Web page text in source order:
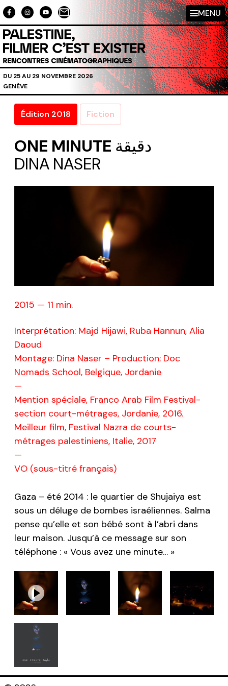
Aller au contenu directement
MENU
DU 25 AU 29 NOVEMBRE 2026
GENÈVE
Édition 2018 Fiction
ONE MINUTE دقيقة
DINA NASER
2015 — 11 min.
Interprétation: Majd Hijawi, Ruba Hannun, Alia
Daoud
Montage: Dina Naser – Production: Doc
Nomads School, Belgique, Jordanie
—
Mention spéciale, Franco Arab Film Festival-
section court-métrages, Jordanie, 2016.
Meilleur film, Festival Nazra de courts-
métrages palestiniens, Italie, 2017
—
VO (sous-titré français)
Gaza – été 2014 : le quartier de Shujaiya est
sous un déluge de bombes israéliennes. Salma
pense qu’elle et son bébé sont à l’abri dans
leur maison. Jusqu’à ce message sur son
téléphone : « Vous avez une minute… »